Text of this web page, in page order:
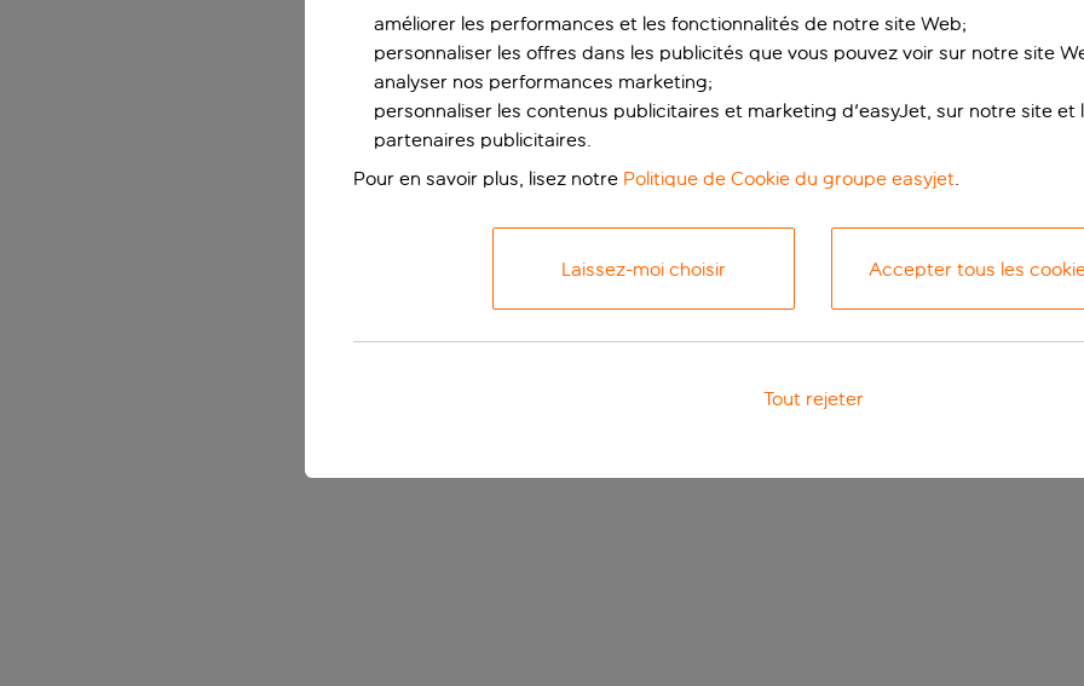
améliorer les performances et les fonctionnalités de notre site Web;
personnaliser les offres dans les publicités que vous pouvez voir sur notre site
analyser nos performances marketing;
personnaliser les contenus publicitaires et marketing d'easyJet, sur notre site et
partenaires publicitaires.
Pour en savoir plus, lisez notre Politique de Cookie du groupe easyjet.
Laissez-moi choisir Accepter tous les
Tout rejeter